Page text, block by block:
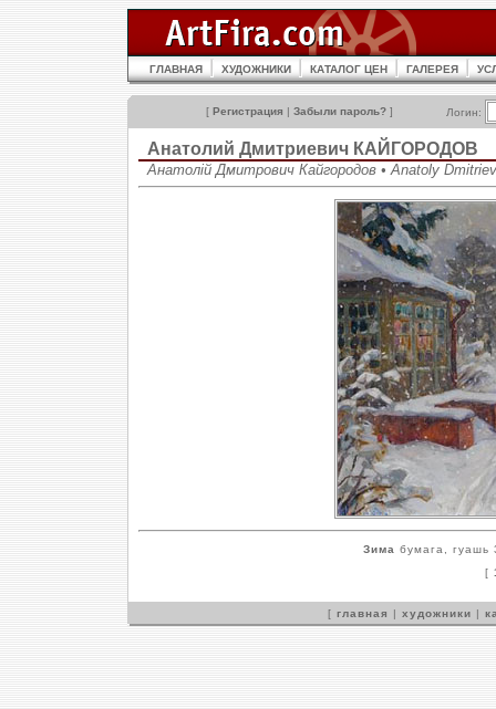
ГЛАВНАЯ ХУДОЖНИКИ КАТАЛОГ ЦЕН ГАЛЕРЕЯ
[ Регистрация | Забыли пароль? ] Логин:
Анатолий Дмитриевич КАЙГОРОДОВ
Анатолій Дмитрович Кайгородов • Anatoly
Зима бумага,
[
[ главная | художники |